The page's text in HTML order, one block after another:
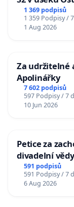
u Jablunkova
1 369 podpisů
1 359 Podpisy /
1 Aug 2026
Za udržitelné
Apolinářky
7 602 podpisů
597 Podpisy / 7
10 Jun 2026
Petice za
divadelní
591 podpisů
591 Podpisy / 7
6 Aug 2026